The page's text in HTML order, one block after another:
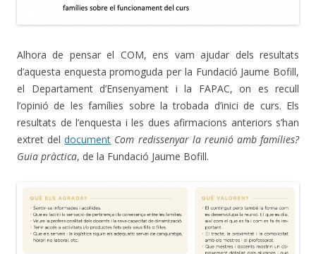
Alhora de pensar el COM, ens vam ajudar dels resultats
d’aquesta enquesta promoguda per la Fundació Jaume Bofill,
el Departament d’Ensenyament i la FAPAC, on es recull
l’opinió de les famílies sobre la trobada d’inici de curs. Els
resultats de l’enquesta i les dues afirmacions anteriors s’han
extret deldocument Com redissenyar la reunió amb famílies?
Guia pràctica, de la Fundació Jaume Bofill.